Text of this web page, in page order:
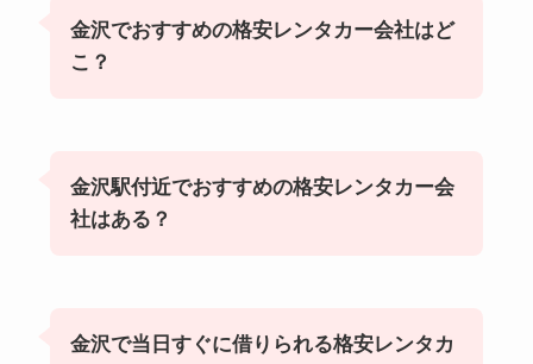
金沢でおすすめの格安レンタカー会社はど
こ？
金沢駅付近でおすすめの格安レンタカー会
社はある？
金沢で当日すぐに借りられる格安レンタカ